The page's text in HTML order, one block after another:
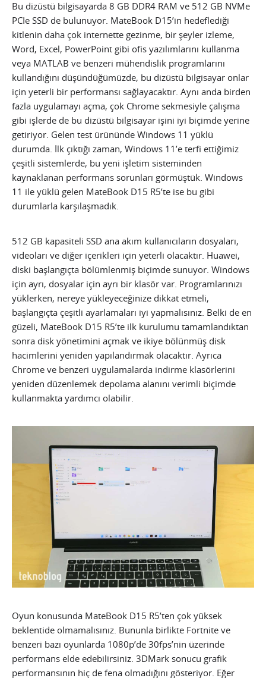
Bu dizüstü bilgisayarda 8 GB DDR4 RAM ve 512 GB NVMe
PCIe SSD de bulunuyor. MateBook D15’in hedeflediği
kitlenin daha çok internette gezinme, bir şeyler izleme,
Word, Excel, PowerPoint gibi ofis yazılımlarını kullanma
veya MATLAB ve benzeri mühendislik programlarını
kullandığını düşündüğümüzde, bu dizüstü bilgisayar onlar
için yeterli bir performansı sağlayacaktır. Aynı anda birden
fazla uygulamayı açma, çok Chrome sekmesiyle çalışma
gibi işlerde de bu dizüstü bilgisayar işini iyi biçimde yerine
getiriyor. Gelen test ürününde Windows 11 yüklü
durumda. İlk çıktığı zaman, Windows 11’e terfi ettiğimiz
çeşitli sistemlerde, bu yeni işletim sisteminden
kaynaklanan performans sorunları görmüştük. Windows
11 ile yüklü gelen MateBook D15 R5’te ise bu gibi
durumlarla karşılaşmadık.
512 GB kapasiteli SSD ana akım kullanıcıların dosyaları,
videoları ve diğer içerikleri için yeterli olacaktır. Huawei,
diski başlangıçta bölümlenmiş biçimde sunuyor. Windows
için ayrı, dosyalar için ayrı bir klasör var. Programlarınızı
yüklerken, nereye yükleyeceğinize dikkat etmeli,
başlangıçta çeşitli ayarlamaları iyi yapmalısınız. Belki de en
güzeli, MateBook D15 R5’te ilk kurulumu tamamlandıktan
sonra disk yönetimini açmak ve ikiye bölünmüş disk
hacimlerini yeniden yapılandırmak olacaktır. Ayrıca
Chrome ve benzeri uygulamalarda indirme klasörlerini
yeniden düzenlemek depolama alanını verimli biçimde
kullanmakta yardımcı olabilir.
Oyun konusunda MateBook D15 R5’ten çok yüksek
beklentide olmamalısınız. Bununla birlikte Fortnite ve
benzeri bazı oyunlarda 1080p’de 30fps’nin üzerinde
performans elde edebilirsiniz. 3DMark sonucu grafik
performansının hiç de fena olmadığını gösteriyor. Eğer